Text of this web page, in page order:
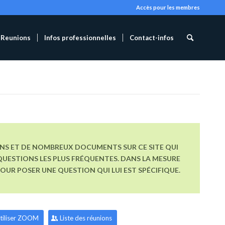
Accès pour les membres
Reunions Infos professionnelles Contact-infos
ET DE NOMBREUX DOCUMENTS SUR CE SITE QUI
LES PLUS FRÉQUENTES. DANS LA MESURE
POSER UNE QUESTION QUI LUI EST SPÉCIFIQUE.
ZOOM Liste des réunions